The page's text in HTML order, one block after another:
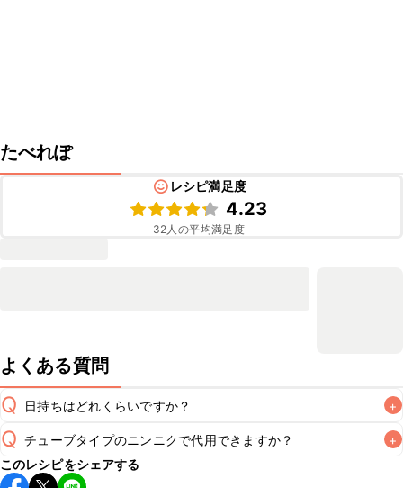
たべれぽ
レシピ満足度
4.23
32人の平均満足度
よくある質問
Q 日持ちはどれくらいですか？ +
保存期間は冷蔵で翌日中が目安です。なるべくお早めにお召
し上がりください。
Q チューブタイプのニンニクで代用できますか？ +
チューブタイプのニンニクを使用してもお作りいただけま
このレシピをシェアする